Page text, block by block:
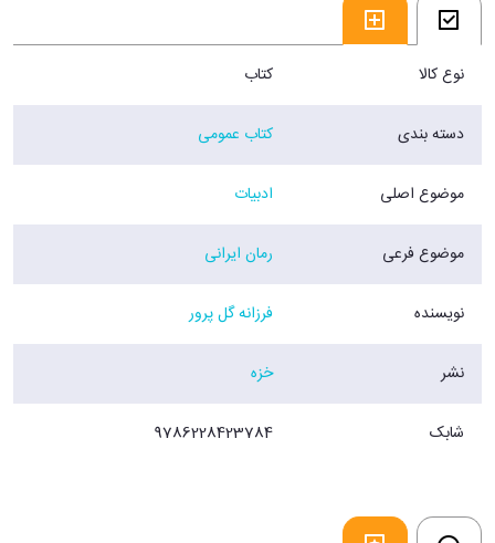
نوع کالا کتاب
دسته بندی کتاب عمومی
موضوع اصلی ادبیات
موضوع فرعی رمان ایرانی
نویسنده فرزانه گل پرور
نشر خزه
شابک 9786228423784